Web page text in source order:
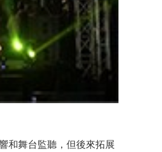
和舞台監聽，但後來拓展